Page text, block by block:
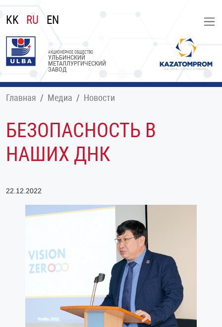
KK RU EN
УЛЬБИНСКИЙ
МЕТАЛЛУРГИЧЕСКИЙ
ЗАВОД
АКЦИОНЕРНОЕ ОБЩЕСТВО
Главная Медиа Новости
БЕЗОПАСНОСТЬ В
НАШИХ ДНК
22.12.2022